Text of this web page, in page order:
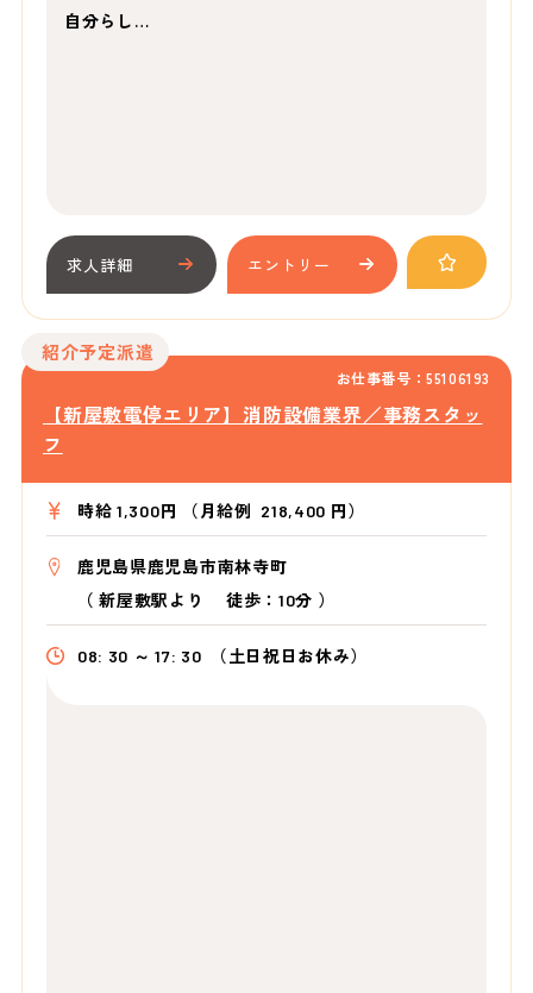
自分らし…
求人詳細 エントリー
お仕事番号：55106193
紹介予定派遣
【新屋敷電停エリア】消防設備業界／事務スタッ
フ
時給 1,300円 （月給例 218,400 円）
鹿児島県鹿児島市南林寺町
（新屋敷駅より 徒歩：10分 ）
08: 30 ～ 17: 30 （土日祝日お休み）